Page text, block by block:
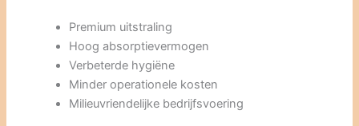
Premium uitstraling
Hoog absorptievermogen
Verbeterde hygiëne
Minder operationele kosten
Milieuvriendelijke bedrijfsvoering